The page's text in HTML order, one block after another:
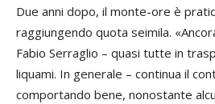
Due anni dopo, il monte-ore è
raggiungendo quota seimila.
Fabio Serraglio – quasi tutte in
liquami. In generale – continua il
comportando bene, nonostante